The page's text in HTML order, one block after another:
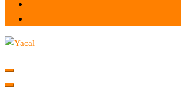
Yacal micro hosting